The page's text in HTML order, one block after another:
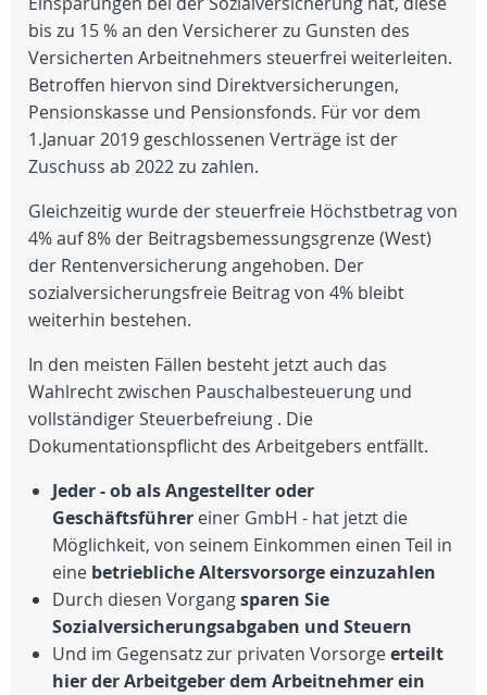
bis zu 15 % an den Versicherer zu Gunsten des
Versicherten Arbeitnehmers steuerfrei weiterleiten.
Betroffen hiervon sind Direktversicherungen,
Pensionskasse und Pensionsfonds. Für vor dem
1.Januar 2019 geschlossenen Verträge ist der
Zuschuss ab 2022 zu zahlen.
Gleichzeitig wurde der steuerfreie Höchstbetrag von
4% auf 8% der Beitragsbemessungsgrenze (West)
der Rentenversicherung angehoben. Der
sozialversicherungsfreie Beitrag von 4% bleibt
weiterhin bestehen.
In den meisten Fällen besteht jetzt auch das
Wahlrecht zwischen Pauschalbesteuerung und
vollständiger Steuerbefreiung . Die
Dokumentationspflicht des Arbeitgebers entfällt.
Jeder - ob als Angestellter oder
Geschäftsführer einer GmbH - hat jetzt die
Möglichkeit, von seinem Einkommen einen Teil in
eine betriebliche Altersvorsorge einzuzahlen
Durch diesen Vorgangsparen Sie
Sozialversicherungsabgaben und Steuern
Und im Gegensatz zur privaten Vorsorgeerteilt
hier der Arbeitgeber dem Arbeitnehmer ein